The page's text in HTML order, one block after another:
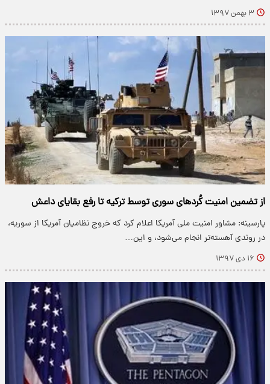
۳ بهمن ۱۳۹۷
از تضمین امنیت کُردهای سوری توسط ترکیه تا رفع بقایای داعش
پارسینه: مشاور امنیت ملی آمریکا اعلام کرد که خروج نظامیان آمریکا از سوریه،
در روندی آهسته‌تر انجام می‌شود، و این…
۱۶ دی ۱۳۹۷